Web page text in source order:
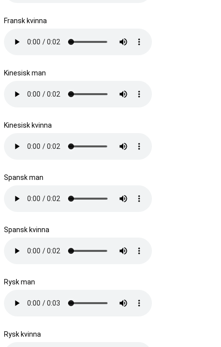
Fransk kvinna
Kinesisk man
Kinesisk kvinna
Spansk man
Spansk kvinna
Rysk man
Rysk kvinna